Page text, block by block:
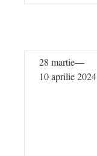
28 martie—
10 aprilie 2024